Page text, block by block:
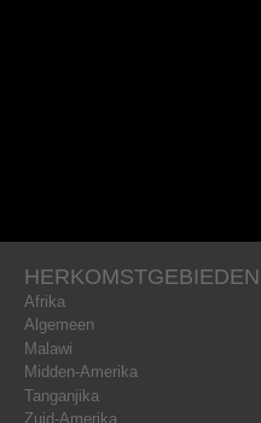
HERKOMSTGEBIEDEN
Afrika
Algemeen
Malawi
Midden-Amerika
Tanganjika
Zuid-Amerika